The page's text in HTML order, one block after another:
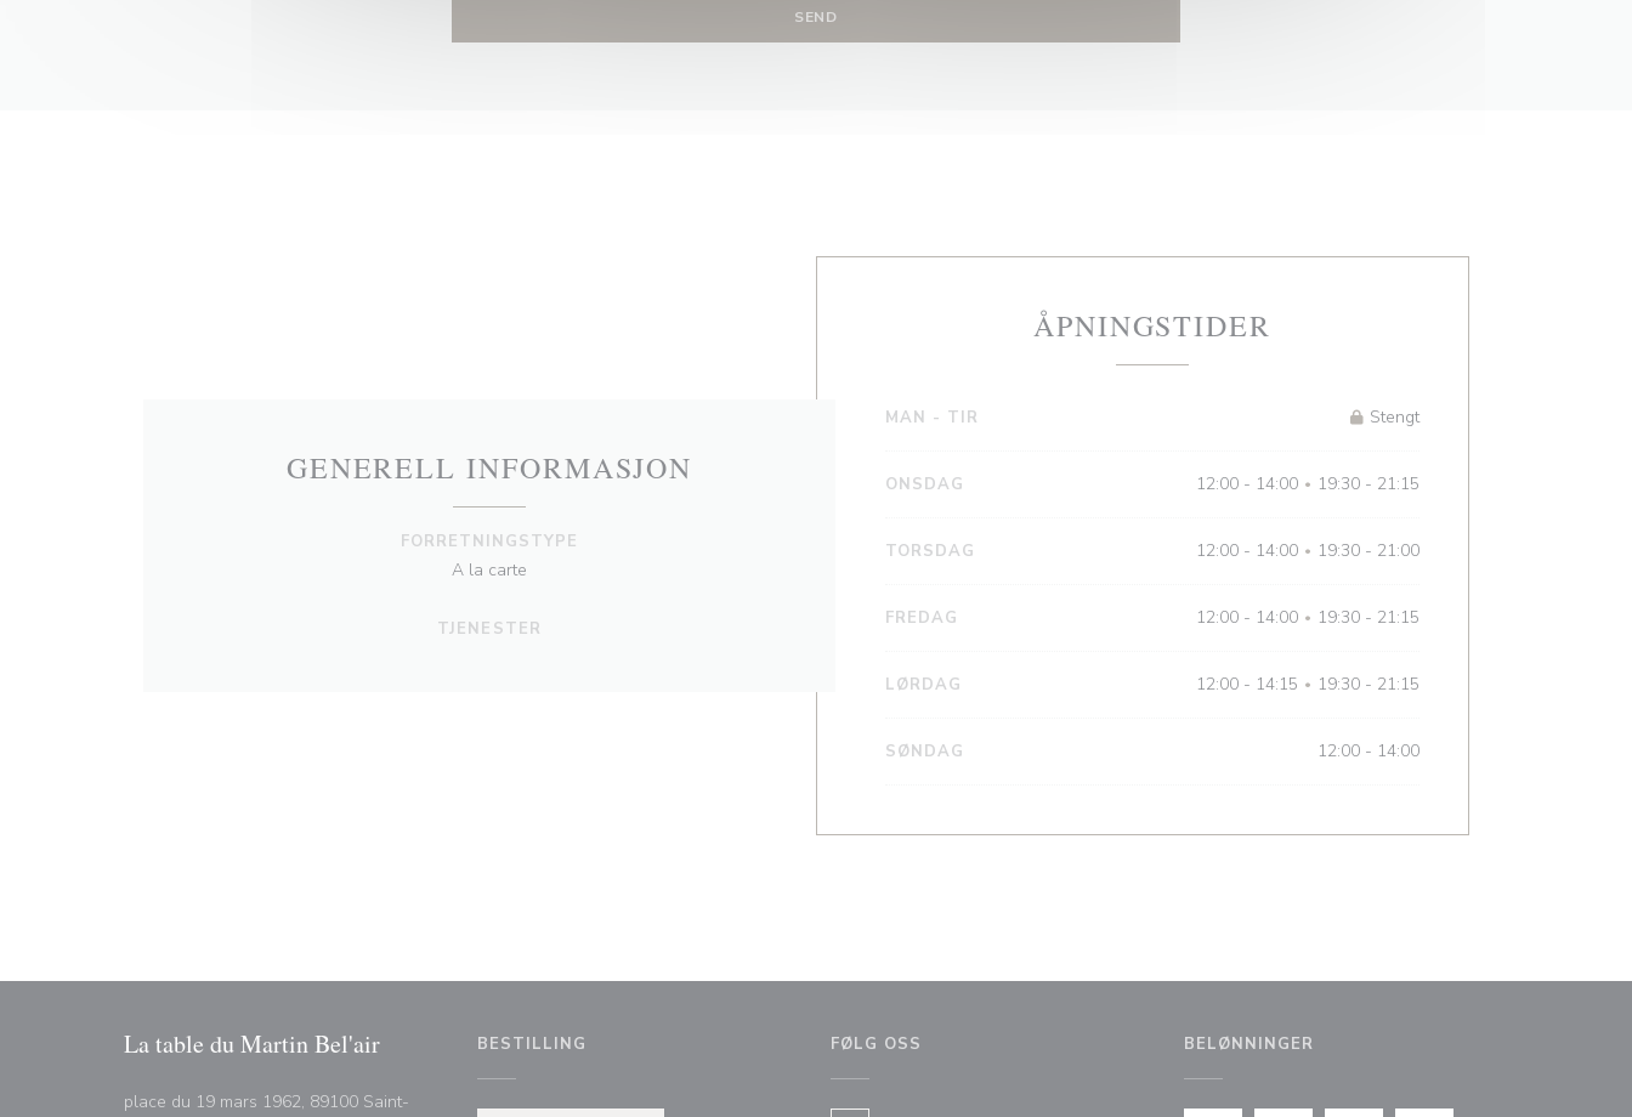
GENERELL INFORMASJON
FORRETNINGSTYPE
A la carte
TJENESTER
ÅPNINGSTIDER
MAN - TIR Stengt
ONSDAG 12:00 - 14:00 • 19:30 - 21:15
TORSDAG 12:00 - 14:00 • 19:30 - 21:00
FREDAG 12:00 - 14:00 • 19:30 - 21:15
LØRDAG 12:00 - 14:15 • 19:30 - 21:15
SØNDAG 12:00 - 14:00
La table du Martin Bel'air
place du 19 mars 1962, 89100 Saint-
BESTILLING FØLG OSS BELØNNINGER